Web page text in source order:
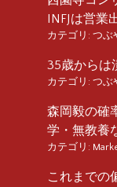
INFJは営業
カテゴリ: つぶ
35歳からは
カテゴリ: つぶ
森岡毅の確
学・無教養
カテゴリ:
これまでの